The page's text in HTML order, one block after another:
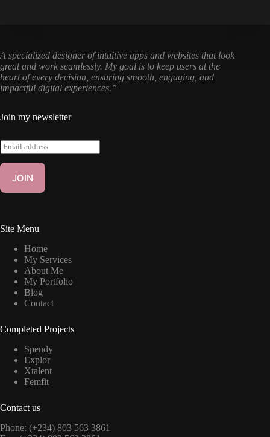
A specialized designer of intuitive apps and websites that look
great and work seamlessly. My goal is to keep users at the
heart of every decision, ensuring smooth, engaging, and
impactful digital experiences.”
Join my newsletter
E
m
a
*
JOIN
Site Menu
Home
My Services
About Me
My Portfolio
Blog
Contact
Completed Projects
Spendy
Explor
Xtalent
Femfit
Contact us
Phone: (+234) 803 563 3861